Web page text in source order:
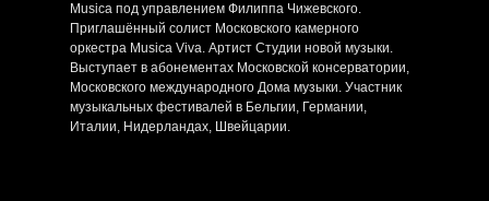
Musica под управлением Филиппа Чижевского.
Приглашённый солист Московского камерного
оркестра Musica Viva. Артист Студии новой музыки.
Выступает в абонементах Московской консерватории,
Московского международного Дома музыки. Участник
музыкальных фестивалей в Бельгии, Германии,
Италии, Нидерландах, Швейцарии.